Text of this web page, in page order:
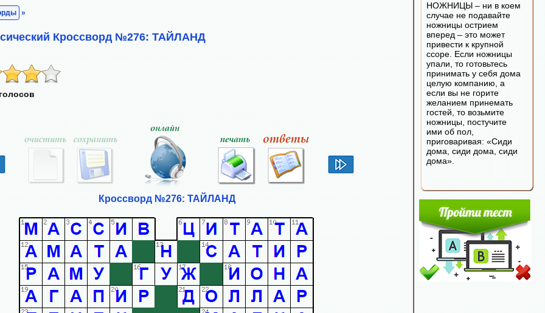
»
Кроссворд №276: ТАЙЛАНД
Кроссворд №276: ТАЙЛАНД
НОЖНИЦЫ – ни в коем
случае не подавайте
ножницы острием
вперед – это может
привести к крупной
ссоре. Если ножницы
упали, то готовьтесь
принимать у себя дома
целую компанию, а
если вы не горите
желанием принемать
гостей, то возьмите
ножницы, постучите
ими об пол,
приговаривая: «Сиди
дома, сиди дома, сиди
дома».